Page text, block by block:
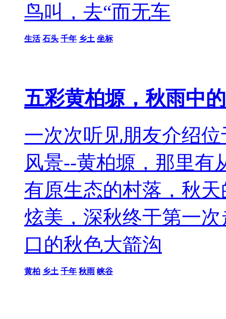
鸟叫，去“而无车
生活 石头 千年 乡土 坐标
五彩黄柏塬，秋雨中
一次次听见朋友介绍
风景--黄柏塬，那里有
有原生态的村落，秋
炫美，深秋终于第一
口的秋色大箭沟
黄柏 乡土 千年 秋雨 峡谷